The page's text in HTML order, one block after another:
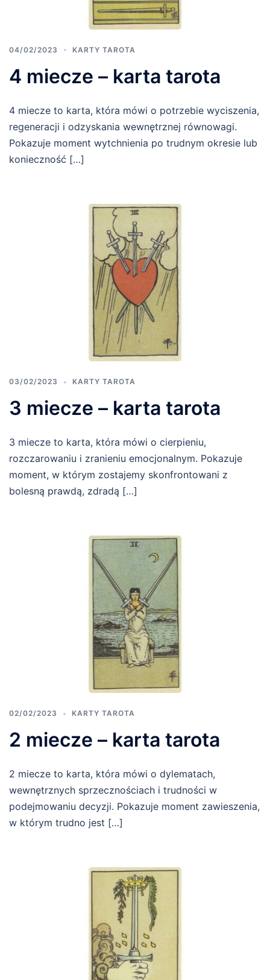
04/02/2023 KARTY TAROTA
4 miecze – karta tarota
4 miecze to karta, która mówi o potrzebie wyciszenia,
regeneracji i odzyskania wewnętrznej równowagi.
Pokazuje moment wytchnienia po trudnym okresie lub
konieczność […]
03/02/2023 KARTY TAROTA
3 miecze – karta tarota
3 miecze to karta, która mówi o cierpieniu,
rozczarowaniu i zranieniu emocjonalnym. Pokazuje
moment, w którym zostajemy skonfrontowani z
bolesną prawdą, zdradą […]
02/02/2023 KARTY TAROTA
2 miecze – karta tarota
2 miecze to karta, która mówi o dylematach,
wewnętrznych sprzecznościach i trudności w
podejmowaniu decyzji. Pokazuje moment zawieszenia,
w którym trudno jest […]